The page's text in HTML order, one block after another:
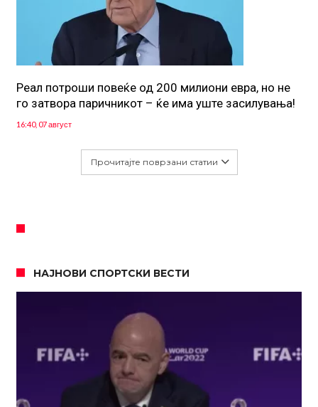
Реал потроши повеќе од 200 милиони евра, но не
го затвора паричникот – ќе има уште засилувања!
16:40, 07 август
Прочитајте поврзани статии
НАЈНОВИ СПОРТСКИ ВЕСТИ